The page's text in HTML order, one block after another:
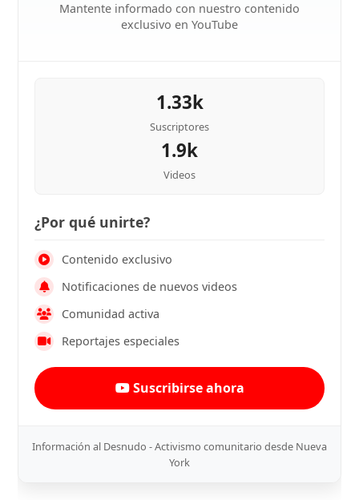
Mantente informado con nuestro contenido
exclusivo en YouTube
1.33k
Suscriptores
1.9k
Videos
¿Por qué unirte?
Contenido exclusivo
Notificaciones de nuevos videos
Comunidad activa
Reportajes especiales
Suscribirse ahora
Información al Desnudo - Activismo comunitario desde Nueva
York